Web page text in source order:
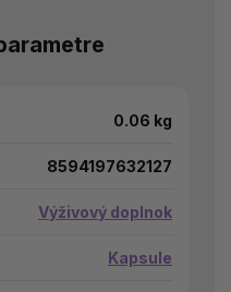
0.06 kg
8594197632127
Výživový doplnok
Kapsule